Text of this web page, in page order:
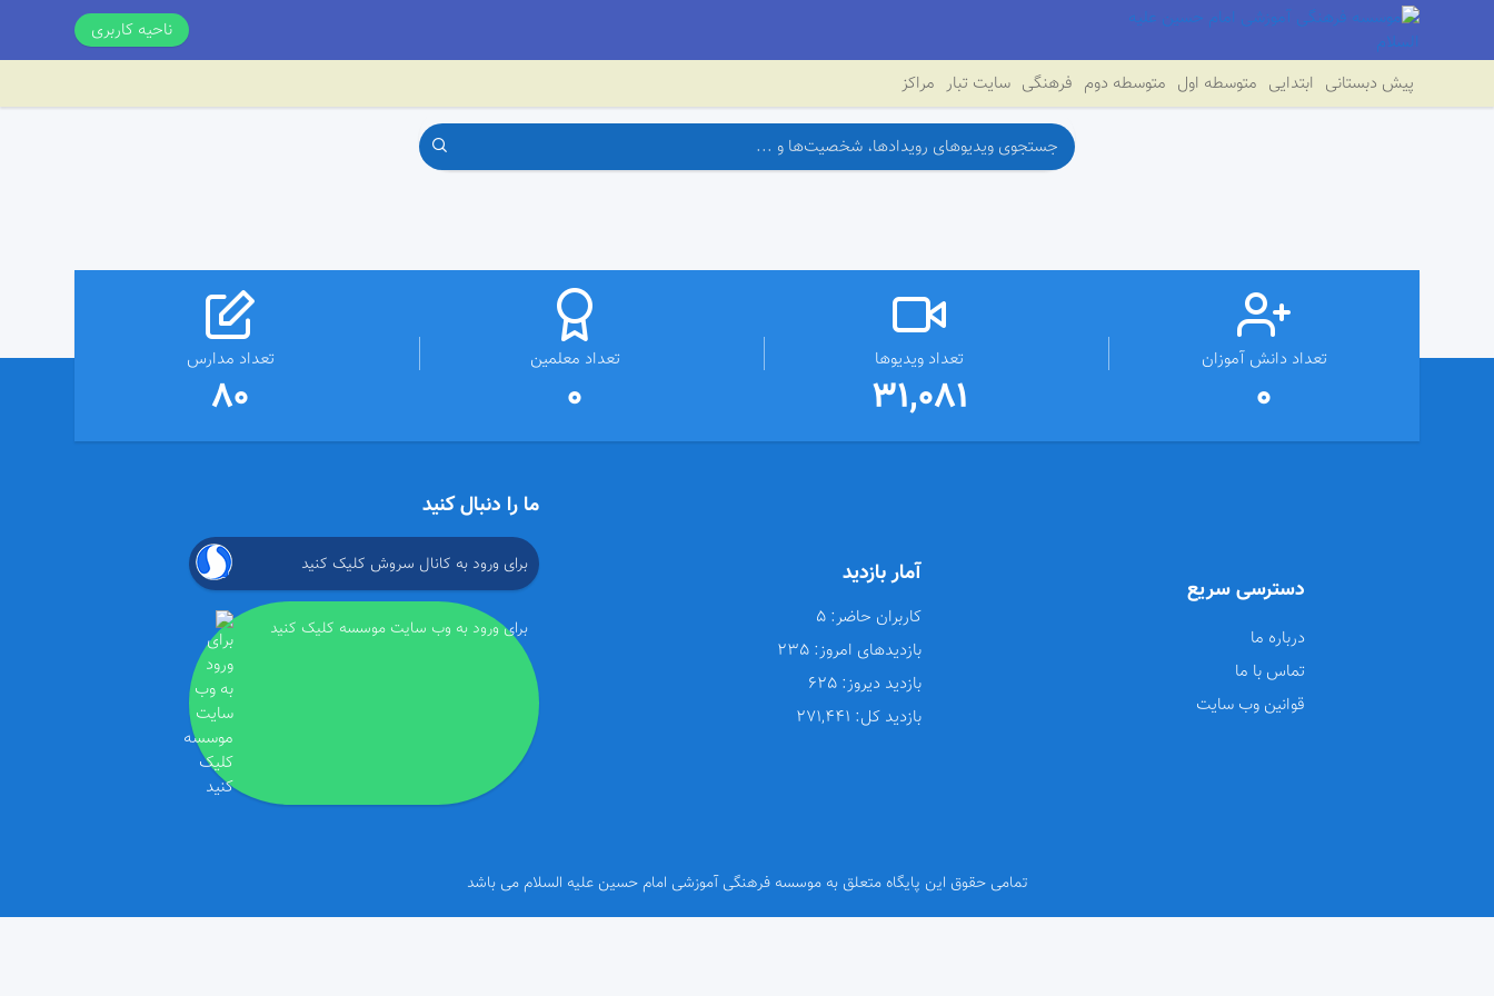
ناحیه کاربری
پیش دبستانی ابتدایی متوسطه اول متوسطه دوم فرهنگی سایت تبار مراکز
تعداد دانش آموزان
0
تعداد ویدیوها
31,081
تعداد معلمین
0
تعداد مدارس
80
دسترسی سریع
درباره ما
تماس با ما
قوانین وب سایت
آمار بازدید
کاربران حاضر:
بازدیدهای امروز:
بازدید دیروز:
بازدید کل:
ما را دنبال کنید
برای ورود به کانال سروش کلیک کنید
برای ورود به وب سایت موسسه کلیک کنید
تمامی حقوق این پایگاه متعلق به موسسه فرهنگی آموزشی امام حسین علیه السلام می باشد